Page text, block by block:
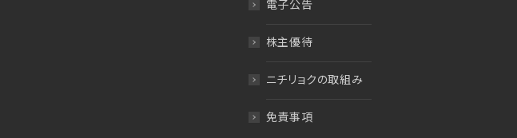
電子公告
株主優待
ニチリョクの取組み
免責事項